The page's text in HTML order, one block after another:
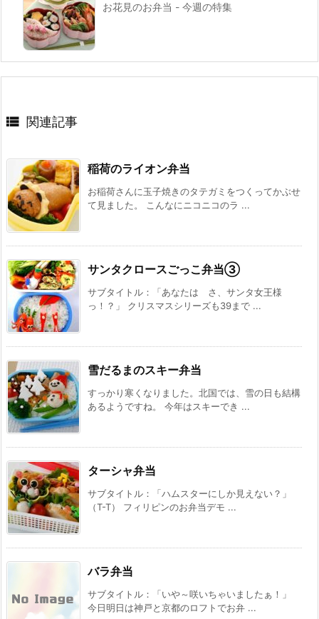
お花見のお弁当 - 今週の特集
 関連記事
稲荷のライオン弁当
お稲荷さんに玉子焼きのタテガミをつくってかぶせ
て見ました。 こんなにニコニコのラ ...
サンタクロースごっこ弁当③
サブタイトル：「あなたは さ、サンタ女王様
っ！？」 クリスマスシリーズも39まで ...
雪だるまのスキー弁当
すっかり寒くなりました。北国では、雪の日も結構
あるようですね。 今年はスキーでき ...
ターシャ弁当
サブタイトル：「ハムスターにしか見えない？」
（T-T） フィリピンのお弁当デモ ...
バラ弁当
サブタイトル：「いや～咲いちゃいましたぁ！」
今日明日は神戸と京都のロフトでお弁 ...